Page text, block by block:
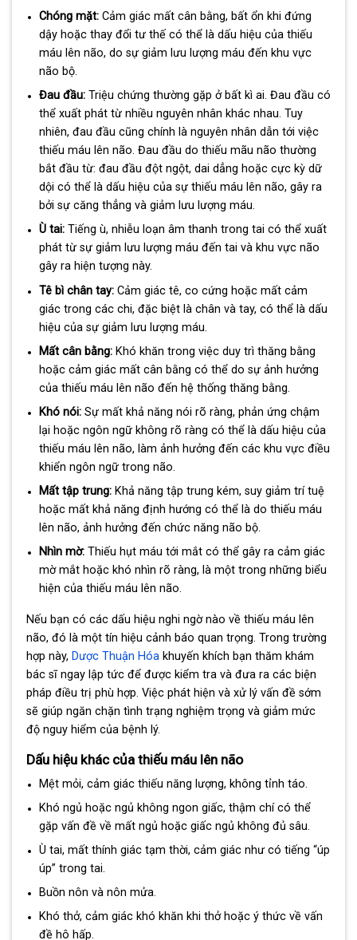
Chóng mặt:Cảm giác mất cân bằng, bất ổn khi đứng
dậy hoặc thay đổi tư thế có thể là dấu hiệu của thiếu
máu lên não, do sự giảm lưu lượng máu đến khu vực
não bộ.
Đau đầu: Triệu chứng thường gặp ở bất kì ai. Đau đầu có
thể xuất phát từ nhiều nguyên nhân khác nhau. Tuy
nhiên, đau đầu cũng chính là nguyên nhân dẫn tới việc
thiếu máu lên não. Đau đầu do thiếu mãu não thường
bắt đầu từ: đau đầu đột ngột, dai dẳng hoặc cực kỳ dữ
dội có thể là dấu hiệu của sự thiếu máu lên não, gây ra
bởi sự căng thẳng và giảm lưu lượng máu.
Ù tai:Tiếng ù, nhiễu loạn âm thanh trong tai có thể xuất
phát từ sự giảm lưu lượng máu đến tai và khu vực não
gây ra hiện tượng này.
Tê bì chân tay:Cảm giác tê, co cứng hoặc mất cảm
giác trong các chi, đặc biệt là chân và tay, có thể là dấu
hiệu của sự giảm lưu lượng máu.
Mất cân bằng:Khó khăn trong việc duy trì thăng bằng
hoặc cảm giác mất cân bằng có thể do sự ảnh hưởng
của thiếu máu lên não đến hệ thống thăng bằng.
Khó nói:Sự mất khả năng nói rõ ràng, phản ứng chậm
lại hoặc ngôn ngữ không rõ ràng có thể là dấu hiệu của
thiếu máu lên não, làm ảnh hưởng đến các khu vực điều
khiển ngôn ngữ trong não.
Mất tập trung:Khả năng tập trung kém, suy giảm trí tuệ
hoặc mất khả năng định hướng có thể là do thiếu máu
lên não, ảnh hưởng đến chức năng não bộ.
Nhìn mờ:Thiếu hụt máu tới mắt có thể gây ra cảm giác
mờ mắt hoặc khó nhìn rõ ràng, là một trong những biểu
hiện của thiếu máu lên não.
Nếu bạn có các dấu hiệu nghi ngờ nào về thiếu máu lên
não, đó là một tín hiệu cảnh báo quan trọng. Trong trường
hợp này, Dược Thuận Hóa khuyến khích bạn thăm khám
bác sĩ ngay lập tức để được kiểm tra và đưa ra các biện
pháp điều trị phù hợp. Việc phát hiện và xử lý vấn đề sớm
sẽ giúp ngăn chặn tình trạng nghiệm trọng và giảm mức
độ nguy hiểm của bệnh lý.
Dấu hiệu khác của thiếu máu lên não
Mệt mỏi, cảm giác thiếu năng lượng, không tỉnh táo.
Khó ngủ hoặc ngủ không ngon giấc, thậm chí có thể
gặp vấn đề về mất ngủ hoặc giấc ngủ không đủ sâu.
Ù tai, mất thính giác tạm thời, cảm giác như có tiếng “úp
úp” trong tai.
Buồn nôn và nôn mửa.
Khó thở, cảm giác khó khăn khi thở hoặc ý thức về vấn
đề hô hấp.